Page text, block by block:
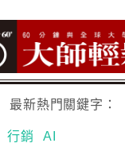
最新熱門關鍵字：
行銷 AI